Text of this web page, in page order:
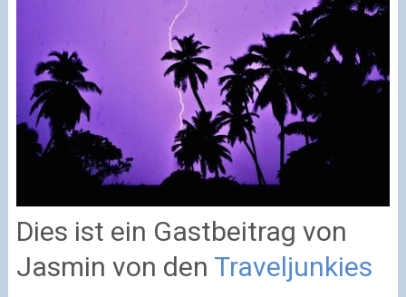
Dies ist ein Gastbeitrag von
Jasmin von den Traveljunkies